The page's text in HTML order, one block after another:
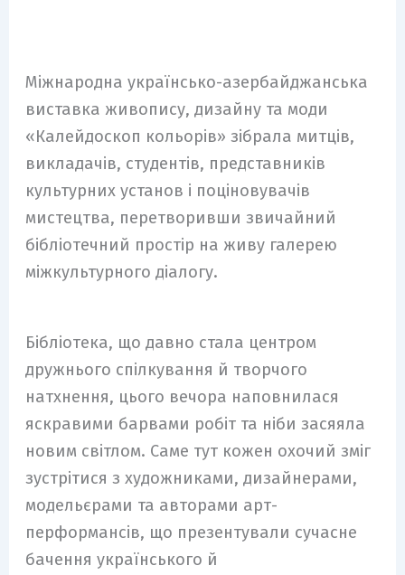
Міжнародна українсько-азербайджанська
виставка живопису, дизайну та моди
«Калейдоскоп кольорів» зібрала митців,
викладачів, студентів, представників
культурних установ і поціновувачів
мистецтва, перетворивши звичайний
бібліотечний простір на живу галерею
міжкультурного діалогу.
Бібліотека, що давно стала центром
дружнього спілкування й творчого
натхнення, цього вечора наповнилася
яскравими барвами робіт та ніби засяяла
новим світлом. Саме тут кожен охочий зміг
зустрітися з художниками, дизайнерами,
модельєрами та авторами арт-
перформансів, що презентували сучасне
бачення українського й